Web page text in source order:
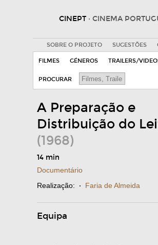
CINEPT · CINEMA
SOBRE O PROJETO SUGESTÕES
FILMES GÉNEROS TRAILERS/
PROCURAR
A Preparação e
Distribuição do
(1968)
14 min
Documentário
Realização: · Faria de Almeida
Equipa